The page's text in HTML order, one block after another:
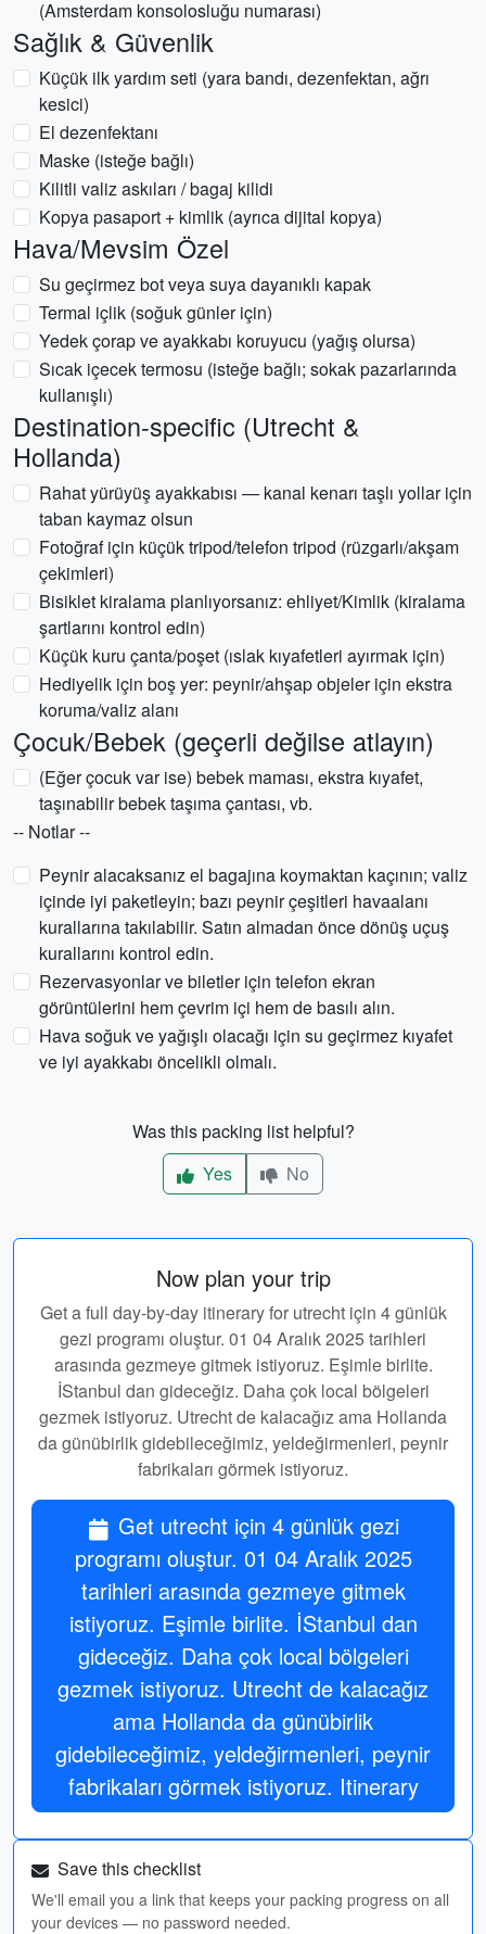
(Amsterdam konsolosluğu numarası)
Sağlık & Güvenlik
Küçük ilk yardım seti (yara bandı, dezenfektan, ağrı
kesici)
El dezenfektanı
Maske (isteğe bağlı)
Kilitli valiz askıları / bagaj kilidi
Kopya pasaport + kimlik (ayrıca dijital kopya)
Hava/Mevsim Özel
Su geçirmez bot veya suya dayanıklı kapak
Termal içlik (soğuk günler için)
Yedek çorap ve ayakkabı koruyucu (yağış olursa)
Sıcak içecek termosu (isteğe bağlı; sokak pazarlarında
kullanışlı)
Destination-specific (Utrecht &
Hollanda)
Rahat yürüyüş ayakkabısı — kanal kenarı taşlı yollar için
taban kaymaz olsun
Fotoğraf için küçük tripod/telefon tripod (rüzgarlı/akşam
çekimleri)
Bisiklet kiralama planlıyorsanız: ehliyet/Kimlik (kiralama
şartlarını kontrol edin)
Küçük kuru çanta/poşet (ıslak kıyafetleri ayırmak için)
Hediyelik için boş yer: peynir/ahşap objeler için ekstra
koruma/valiz alanı
Çocuk/Bebek (geçerli değilse atlayın)
(Eğer çocuk var ise) bebek maması, ekstra kıyafet,
taşınabilir bebek taşıma çantası, vb.
-- Notlar --
Peynir alacaksanız el bagajına koymaktan kaçının; valiz
içinde iyi paketleyin; bazı peynir çeşitleri havaalanı
kurallarına takılabilir. Satın almadan önce dönüş uçuş
kurallarını kontrol edin.
Rezervasyonlar ve biletler için telefon ekran
görüntülerini hem çevrim içi hem de basılı alın.
Hava soğuk ve yağışlı olacağı için su geçirmez kıyafet
ve iyi ayakkabı öncelikli olmalı.
Was this packing list helpful?
Yes
No
Now plan your trip
Get a full day-by-day itinerary for utrecht için 4 günlük
gezi programı oluştur. 01 04 Aralık 2025 tarihleri
arasında gezmeye gitmek istiyoruz. Eşimle birlite.
İStanbul dan gideceğiz. Daha çok local bölgeleri
gezmek istiyoruz. Utrecht de kalacağız ama Hollanda
da günübirlik gidebileceğimiz, yeldeğirmenleri, peynir
fabrikaları görmek istiyoruz.
Get utrecht için 4 günlük gezi
programı oluştur. 01 04 Aralık 2025
tarihleri arasında gezmeye gitmek
istiyoruz. Eşimle birlite. İStanbul dan
gideceğiz. Daha çok local bölgeleri
gezmek istiyoruz. Utrecht de kalacağız
ama Hollanda da günübirlik
gidebileceğimiz, yeldeğirmenleri, peynir
fabrikaları görmek istiyoruz. Itinerary
Save this checklist
We'll email you a link that keeps your packing progress on all
your devices — no password needed.